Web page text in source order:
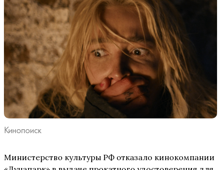
Кинопоиск
Министерство культуры РФ отказало кинокомпании